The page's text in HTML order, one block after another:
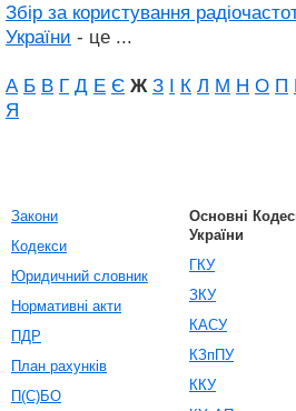
Збір за користування
України - це ...
А Б В Г Д Е Є Ж З І К Л М Н О П
Я
Закони
Кодекси
Юридичний словник
Нормативні акти
ПДР
План рахунків
П(С)БО
Основні
України
ГКУ
ЗКУ
КАСУ
КЗпПУ
ККУ